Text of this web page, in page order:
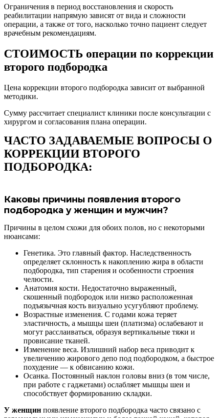
Ограничения в период восстановления и скорость
реабилитации напрямую зависят от вида и сложности
операции, а также от того, насколько точно пациент следует
врачебным рекомендациям.
СТОИМОСТЬ операции по коррекции
второго подбородка
Цена коррекции второго подбородка зависит от выбранной
методики.
Сумму рассчитает специалист клиники после консультации с
хирургом и согласования плана операции.
ЧАСТО ЗАДАВАЕМЫЕ ВОПРОСЫ О
КОРРЕКЦИИ ВТОРОГО
ПОДБОРОДКА:
Каковы причины появления второго
подбородка у женщин и мужчин?
Причины в целом схожи для обоих полов, но с некоторыми
нюансами:
Генетика. Это главный фактор. Наследственность
определяет склонность к накоплению жира в области
подбородка, тип старения и особенности строения
челюсти.
Анатомия кости. Недостаточно выраженный,
скошенный подбородок или низко расположенная
подъязычная кость визуально усугубляют проблему.
Возрастные изменения. С годами кожа теряет
эластичность, а мышцы шеи (платизма) ослабевают и
могут расслаиваться, образуя вертикальные тяжи и
провисание тканей.
Изменение веса. Излишний набор веса приводит к
увеличению жирового депо под подбородком, а быстрое
похудение — к обвисанию кожи.
Осанка. Постоянный наклон головы вниз (в том числе,
при работе с гаджетами) ослабляет мышцы шеи и
способствует формированию складки.
У женщин появление второго подбородка часто связано с